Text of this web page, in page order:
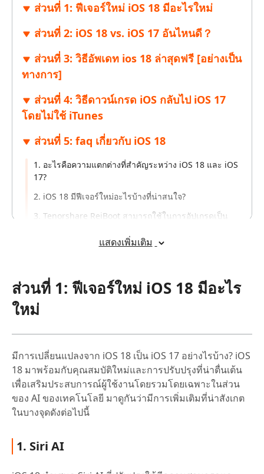
ส่วนที่ 1: ฟีเจอร์ใหม่ iOS 18 มีอะไรใหม่
ส่วนที่ 2: iOS 18 vs. iOS 17 อันไหนดี？
ส่วนที่ 3: วิธีอัพเดท ios 18 ล่าสุดฟรี [อย่างเป็น
ทางการ]
ส่วนที่ 4: วิธีดาวน์เกรด iOS กลับไป iOS 17
โดยไม่ใช้ iTunes
ส่วนที่ 5: faq เกี่ยวกับ iOS 18
1. อะไรคือความแตกต่างที่สำคัญระหว่าง iOS 18 และ iOS
17?
2. iOS 18 มีฟีเจอร์ใหม่อะไรบ้างที่น่าสนใจ?
3. Tenorshare ReiBoot สามารถใช้ในการอัปเกรดเป็น
4. หากฉันต้องการ ดาวน์เกรด iOS 18 กลับไปยัง iOS 17
5. การใช้ Tenorshare ReiBoot ในการลดรุ่นจะมีผลต่อ
ข้อมูลในอุปกรณ์ของฉันหรือไม่?
6. มีข้อควรระวังอะไรบ้างเมื่ออัปเกรดหรือลดรุ่น iOS?
แสดงเพิ่มเติม
ส่วนที่ 1: ฟีเจอร์ใหม่ iOS 18 มีอะไร
ใหม่
มีการเปลี่ยนแปลงจาก iOS 18 เป็น iOS 17 อย่างไรบ้าง? iOS
18 มาพร้อมกับคุณสมบัติใหม่และการปรับปรุงที่น่าตื่นเต้น
เพื่อเสริมประสบการณ์ผู้ใช้งานโดยรวมโดยเฉพาะในส่วน
ของ AI ของเทคโนโลยี มาดูกันว่ามีการเพิ่มเติมที่น่าสังเกต
ในบางจุดดังต่อไปนี้
1. Siri AI